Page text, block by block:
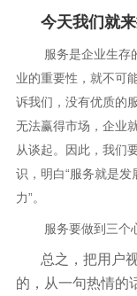
今天我们就
服务是企业生存
业的重要性，就不可
诉我们，没有优质的
无法赢得市场，企业
从谈起。因此，我们
识，明白“服务就是发
力”。
服务要做到三个
总之，把用户
的，从一句热情的